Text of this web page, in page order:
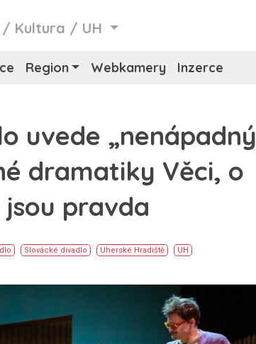
/ Kultura / UH
Region Webkamery Inzerce
uvede „nenápadný
dramatiky Věci, o
pravda
Slovácké divadlo Uherské Hradiště UH